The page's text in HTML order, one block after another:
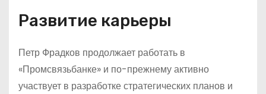
Развитие карьеры
Петр Фрадков продолжает работать в
«Промсвязьбанке» и по-прежнему активно
участвует в разработке стратегических планов и